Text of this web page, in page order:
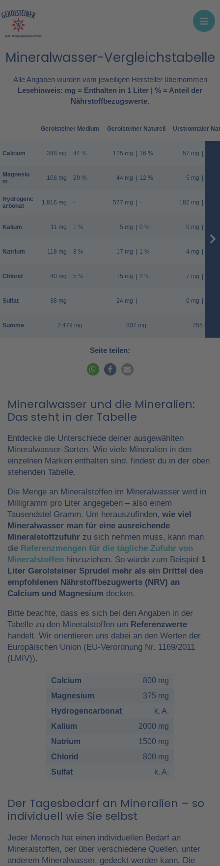
Der Mineralienrechner
Mineralwasser-Vergleichstabelle
Alle Angaben wurden vom jeweiligen Hersteller übernommen
Lesehinweis: mg = Enthalten in 1 Liter | % = Anteil der
Nährstoffbezugswerte.
Calcium
Magnesiu
m
Hydrogenc
arbonat
Kalium
Natrium
Chlorid
Sulfat
Summe
Gerolsteiner Medium
348 mg | 44 %
108 mg | 29 %
1.816 mg | -
11 mg | 1 %
118 mg | 8 %
40 mg | 5 %
38 mg | -
2.479 mg
Gerolsteiner Naturell
125 mg | 16 %
44 mg | 12 %
577 mg | -
5 mg | 0 %
17 mg | 1 %
15 mg | 2 %
24 mg | -
807 mg
Urstromtaler
57 mg |
5 mg |
182 mg |
0 mg |
4 mg |
7 mg |
0 mg |
255 mg
Seite teilen:
Mineralwasser und die Mineralien:
Das steht in der Tabelle
Entdecke die Unterschiede deiner ausgewählten
Mineralwasser-Sorten. Wie viele Mineralien in den
einzelnen Marken enthalten sind, findest du in der oben
stehenden Tabelle.
Die Menge an Mineralstoffen im Mineralwasser wird in
Milligramm pro Liter angegeben – also einem
Tausendstel Gramm. Um herauszufinden, wie viel
Mineralwasser man für eine ausreichende
Mineralstoffzufuhr zu sich nehmen muss, kann man
die Referenzmengen für die tägliche Zufuhr von
Mineralstoffen hinzuziehen. So würde zum Beispiel 1
Liter Gerolsteiner Sprudel mehr als ein Drittel des
empfohlenen Nährstoffbezugwerts (NRV) an
Calcium und Magnesium decken.
Bitte beachte, dass es sich bei den Angaben in der
Tabelle zu den Mineralstoffen um Referenzwerte
handelt. Wir orientieren uns dabei an den Werten der
Europäischen Union (EU-Verordnung Nr. 1169/2011
(LMIV)).
Calcium
800 mg
Magnesium
375 mg
Hydrogencarbonat
k. A.
Kalium
2000 mg
Natrium
1500 mg
Chlorid
800 mg
Sulfat
k. A.
Der Tagesbedarf an Mineralien – so
individuell wie Sie selbst
Jeder Mensch hat einen individuellen Bedarf an
Mineralstoffen, der über verschiedene Quellen, unter
anderem Mineralwasser, gedeckt werden kann. Die